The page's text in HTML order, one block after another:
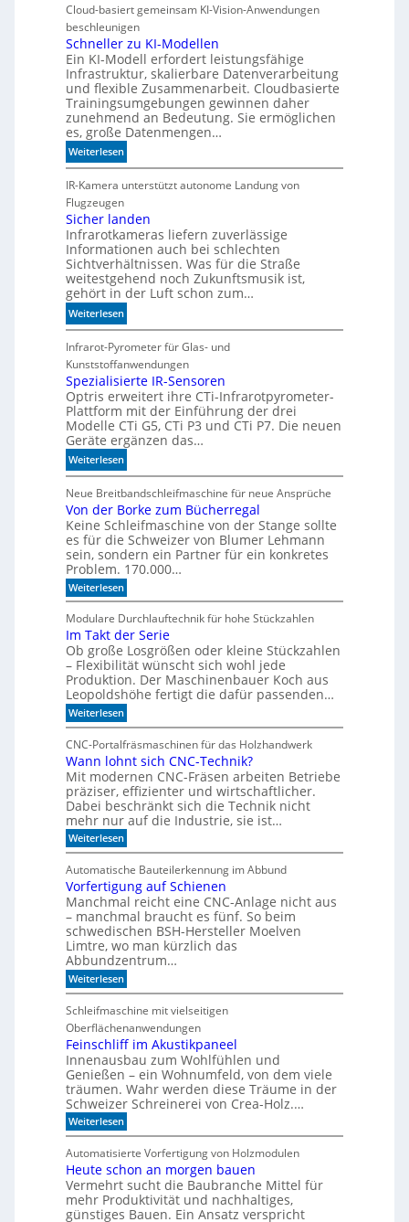
e
n
n
d
i
e
K
I
m
i
t
d
e
n
k
t
Cloud-basiert gemeinsam KI-Vision-Anwendungen
beschleunigen
Schneller zu KI-Modellen
Ein KI-Modell erfordert leistungsfähige
Infrastruktur, skalierbare Datenverarbeitung
und flexible Zusammenarbeit. Cloudbasierte
Trainingsumgebungen gewinnen daher
zunehmend an Bedeutung. Sie ermöglichen
es, große Datenmengen…
Weiterlesen:
S
c
h
n
e
l
l
e
r
z
u
K
I
-
M
o
d
e
l
l
e
n
IR-Kamera unterstützt autonome Landung von
Flugzeugen
Sicher landen
Infrarotkameras liefern zuverlässige
Informationen auch bei schlechten
Sichtverhältnissen. Was für die Straße
weitestgehend noch Zukunftsmusik ist,
gehört in der Luft schon zum…
Weiterlesen:
S
i
c
h
e
r
l
a
n
d
e
n
Infrarot-Pyrometer für Glas- und
Kunststoffanwendungen
Spezialisierte IR-Sensoren
Optris erweitert ihre CTi-Infrarotpyrometer-
Plattform mit der Einführung der drei
Modelle CTi G5, CTi P3 und CTi P7. Die neuen
Geräte ergänzen das…
Weiterlesen:
S
p
e
z
a
i
s
i
e
r
t
e
I
R
-
e
n
s
o
r
e
n
Neue Breitbandschleifmaschine für neue Ansprüche
Von der Borke zum Bücherregal
Keine Schleifmaschine von der Stange sollte
es für die Schweizer von Blumer Lehmann
sein, sondern ein Partner für ein konkretes
Problem. 170.000…
Weiterlesen:
V
o
n
d
e
r
B
o
r
k
e
z
u
m
B
ü
c
h
e
r
r
e
a
l
Modulare Durchlauftechnik für hohe Stückzahlen
Im Takt der Serie
Ob große Losgrößen oder kleine Stückzahlen
– Flexibilität wünscht sich wohl jede
Produktion. Der Maschinenbauer Koch aus
Leopoldshöhe fertigt die dafür passenden…
Weiterlesen:
I
m
T
a
k
t
d
e
r
S
e
r
i
e
CNC-Portalfräsmaschinen für das Holzhandwerk
Wann lohnt sich CNC-Technik?
Mit modernen CNC-Fräsen arbeiten Betriebe
präziser, effizienter und wirtschaftlicher.
Dabei beschränkt sich die Technik nicht
mehr nur auf die Industrie, sie ist…
Weiterlesen:
W
a
n
n
l
o
h
n
t
s
i
c
h
C
N
C
-
T
e
c
h
n
i
?
Automatische Bauteilerkennung im Abbund
Vorfertigung auf Schienen
Manchmal reicht eine CNC-Anlage nicht aus
– manchmal braucht es fünf. So beim
schwedischen BSH-Hersteller Moelven
Limtre, wo man kürzlich das
Abbundzentrum…
Weiterlesen:
V
r
f
e
r
t
i
g
u
g
u
f
S
c
h
Schleifmaschine mit vielseitigen
Oberflächenanwendungen
Feinschliff im Akustikpaneel
Innenausbau zum Wohlfühlen und
Genießen – ein Wohnumfeld, von dem viele
träumen. Wahr werden diese Träume in der
Schweizer Schreinerei von Crea-Holz.…
Weiterlesen:
F
i
n
s
c
h
Automatisierte Vorfertigung von Holzmodulen
Heute schon an morgen bauen
Vermehrt sucht die Baubranche Mittel für
mehr Produktivität und nachhaltiges,
günstiges Bauen. Ein Ansatz verspricht